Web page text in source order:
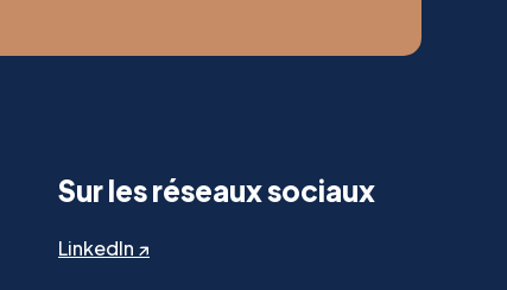
Sur les réseaux sociaux
LinkedIn ↗